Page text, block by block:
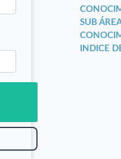
SUB
INDICE